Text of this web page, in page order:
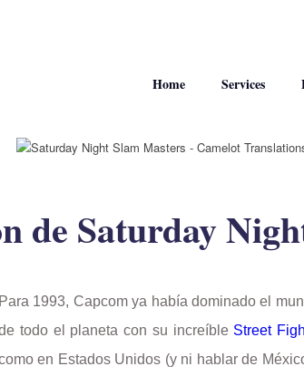
Home Services
de Saturday
Para 1993, Capcom ya había dominado el
todo el planeta con su increíble Street
en Estados Unidos (y ni hablar de